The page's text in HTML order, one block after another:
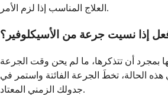
العلاج المناسب إذا لزم الأمر.
إذا نسيت جرعة من الأسيكلوفير؟
بمجرد أن تتذكرها، ما لم يحن وقت الجرعة
هذه الحالة، تخطَ الجرعة الفائتة واستمر في
جدولك الزمني المعتاد.